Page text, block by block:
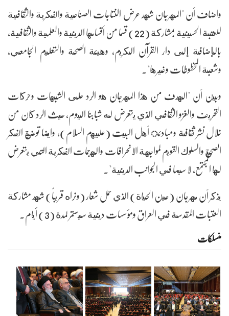
واضاف أن "المهرجان شهد عرض النتاجات الصناعية والفكرية والثقافية
للعتبة الحسينية بمشاركة (22) قسما من أقسامها الدينية والعلمية والثقافية،
بالإضافة إلى دار القرآن الكريم، وهيئة الصحة والتعليم الجامعي،
وشعبة المخطوطات وغيرها".
وبين أن "الهدف من هذا المهرجان هو الرد على الشبهات وحركات
التحريف والغزو الثقافي الذي يتعرض له شبابنا اليوم، حيث الرد كان من
خلال نشر ثقافة ومبادئ أهل البيت (عليهم السلام)، وايضا توضيح الفكر
الصحيح والسلوك القويم لمواجهة الانحرافات والهجمات الفكرية التي يتعرض
لها المجتمع، لا سيما في الجوانب الدينية".
يذكر أن مهرجان (عين الحياة) الذي حمل شعار (ونراه قريباً) شهد مشاركة
العتبات المقدسة في العراق ومؤسسات دينية سيستمر لمدة (3) أيام.
منسلکات